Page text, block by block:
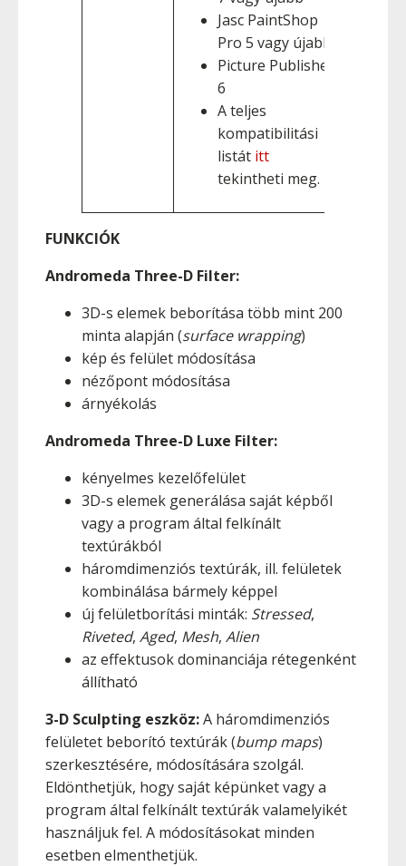
Jasc PaintShop
Pro 5 vagy újabb
Picture Publisher
6
A teljes
kompatibilitási
listát itt
tekintheti meg.
FUNKCIÓK
Andromeda Three-D Filter:
3D-s elemek beborítása több mint 200
minta alapján (surface wrapping)
kép és felület módosítása
nézőpont módosítása
árnyékolás
Andromeda Three-D Luxe Filter:
kényelmes kezelőfelület
3D-s elemek generálása saját képből
vagy a program által felkínált
textúrákból
háromdimenziós textúrák, ill. felületek
kombinálása bármely képpel
új felületborítási minták: Stressed,
Riveted, Aged, Mesh, Alien
az effektusok dominanciája rétegenként
állítható
3-D Sculpting eszköz:A háromdimenziós
felületet beborító textúrák (bump maps)
szerkesztésére, módosítására szolgál.
Eldönthetjük, hogy saját képünket vagy a
program által felkínált textúrák valamelyikét
használjuk fel. A módosításokat minden
esetben elmenthetjük.